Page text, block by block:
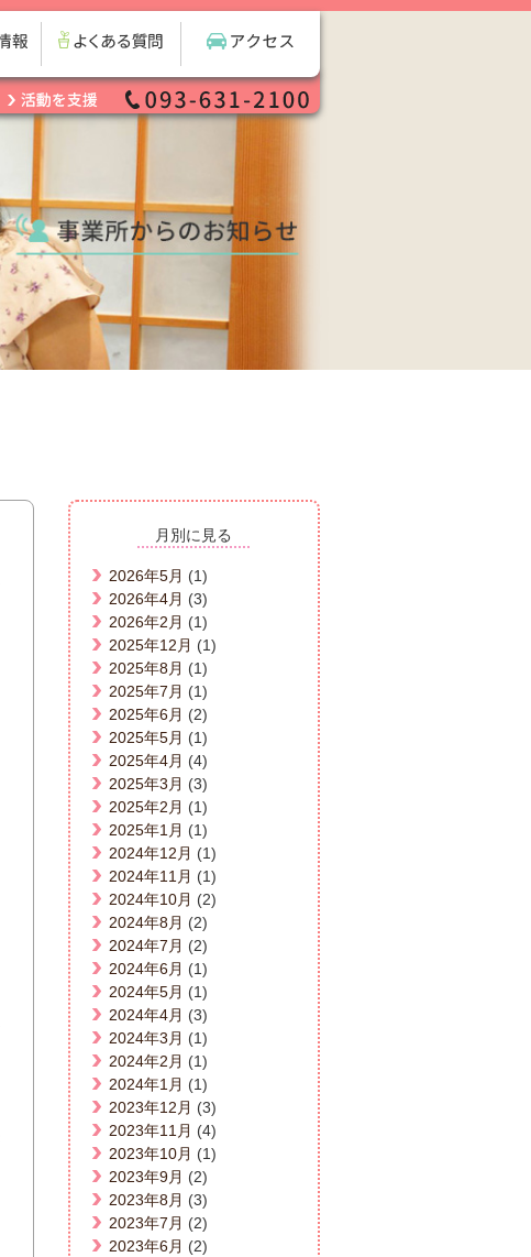
月別に見る
2026年5月 (1)
2026年4月 (3)
2026年2月 (1)
2025年12月 (1)
2025年8月 (1)
2025年7月 (1)
2025年6月 (2)
2025年5月 (1)
2025年4月 (4)
2025年3月 (3)
2025年2月 (1)
2025年1月 (1)
2024年12月 (1)
2024年11月 (1)
2024年10月 (2)
2024年8月 (2)
2024年7月 (2)
2024年6月 (1)
2024年5月 (1)
2024年4月 (3)
2024年3月 (1)
2024年2月 (1)
2024年1月 (1)
2023年12月 (3)
2023年11月 (4)
2023年10月 (1)
2023年9月 (2)
2023年8月 (3)
2023年7月 (2)
2023年6月 (2)